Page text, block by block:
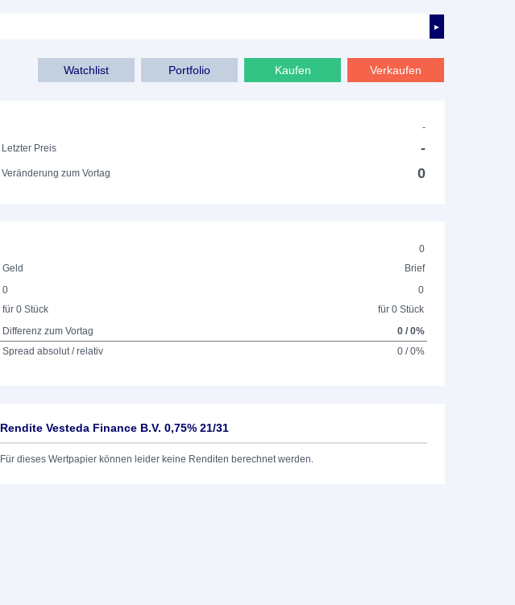
►
Verkaufen
Kaufen
Portfolio
Watchlist
-
Letzter Preis
-
Veränderung zum Vortag 0
0
Geld
Brief
0
für 0 Stück
0
für 0 Stück
Differenz zum Vortag
0 / 0%
Spread absolut / relativ
0 / 0%
Rendite Vesteda Finance B.V. 0,75% 21/31
Für dieses Wertpapier können leider keine Renditen berechnet werden.